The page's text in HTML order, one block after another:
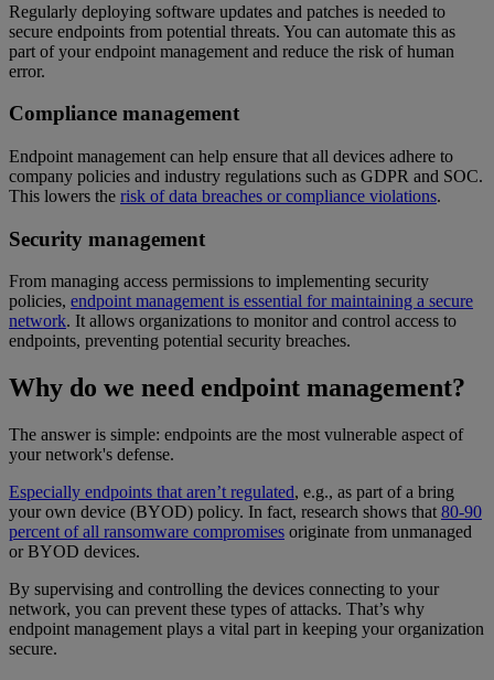
Regularly deploying software updates and patches is needed to
secure endpoints from potential threats. You can automate this as
part of your endpoint management and reduce the risk of human
error.
Compliance management
Endpoint management can help ensure that all devices adhere to
company policies and industry regulations such as GDPR and SOC.
This lowers the risk of data breaches or compliance violations.
Security management
From managing access permissions to implementing security
policies, endpoint management is essential for maintaining a secure
network. It allows organizations to monitor and control access to
endpoints, preventing potential security breaches.
Why do we need endpoint management?
The answer is simple: endpoints are the most vulnerable aspect of
your network's defense.
Especially endpoints that aren’t regulated, e.g., as part of a bring
your own device (BYOD) policy. In fact, research shows that 80-90
percent of all ransomware compromises originate from unmanaged
or BYOD devices.
By supervising and controlling the devices connecting to your
network, you can prevent these types of attacks. That’s why
endpoint management plays a vital part in keeping your organization
secure.